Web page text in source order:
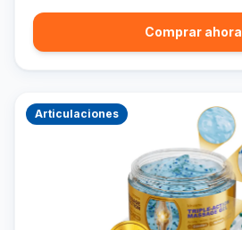
Comprar ahora
Articulaciones